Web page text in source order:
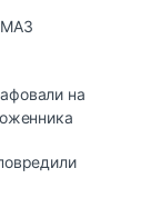
МАЗ
на